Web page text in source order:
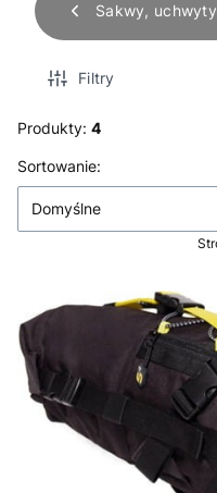
Sakwy,
Filtry
Produkty: 4
Lista produktów
Sortowanie:
Domyślne